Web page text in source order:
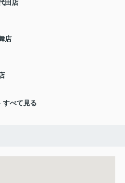
田店
店
すべて見る